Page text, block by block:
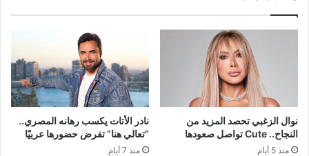
نوال الزغبي تحصد المزيد من
النجاح.. Cute تواصل صعودها
منذ 5 أيام
نادر الأتات يكسب رهانه المصري..
“تعالي هنا” تفرض حضورها عربيًا
منذ 7 أيام